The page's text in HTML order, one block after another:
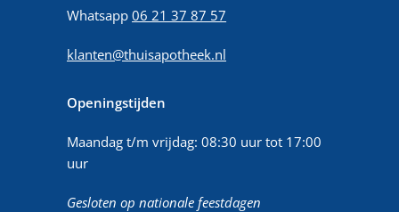
Whatsapp06 21 37 87 57
klanten@thuisapotheek.nl
Openingstijden
Maandag t/m vrijdag: 08:30 uur tot 17:00
uur
Gesloten op nationale feestdagen